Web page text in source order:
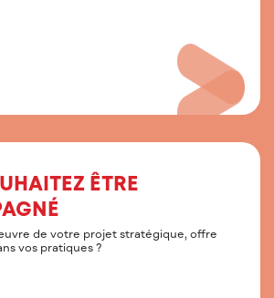
ÊTRE
de votre projet stratégique, offre
vos pratiques ?